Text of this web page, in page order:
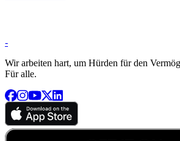
-
Wir arbeiten hart, um Hürden für den
Für alle.